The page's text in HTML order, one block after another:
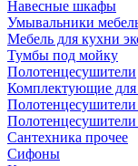
Навесные шкафы
Умывальники
Мебель для кухни
Тумбы под мойку
Полотенцесушители
Комплектующие для
Сантехника прочее
Сифоны